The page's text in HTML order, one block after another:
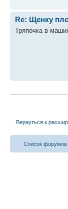
Re: Щенку
Тряпочка в
Вернуться к
Список форумов